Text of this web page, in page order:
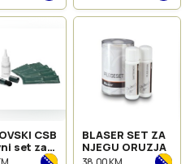
CSB
set za
BLASER SET ZA
NJEGU ORUZJA